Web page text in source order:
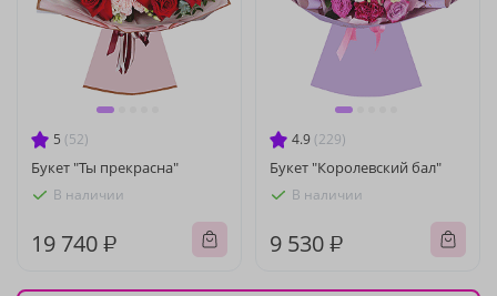
5 (52)
Букет "Ты прекрасна"
В наличии
19 740 ₽
4.9 (229)
Букет "Королевский бал"
В наличии
9 530 ₽